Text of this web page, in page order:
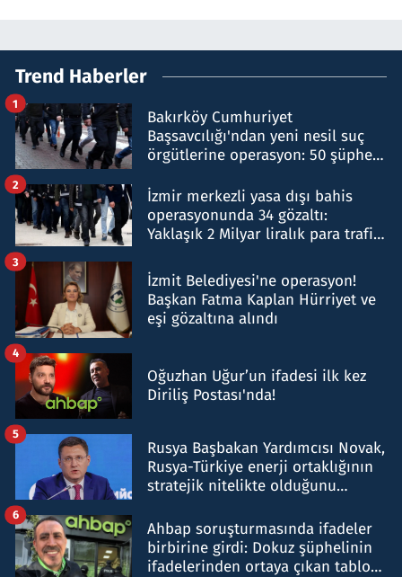
Trend Haberler
Bakırköy Cumhuriyet
Başsavcılığı'ndan yeni nesil suç
örgütlerine operasyon: 50 şüpheli
1
İzmir merkezli yasa dışı bahis
operasyonunda 34 gözaltı:
Yaklaşık 2 Milyar liralık para trafiği
2
İzmit Belediyesi'ne operasyon!
Başkan Fatma Kaplan Hürriyet ve
eşi gözaltına alındı
3
Oğuzhan Uğur’un ifadesi ilk kez
Diriliş Postası'nda!
4
Rusya Başbakan Yardımcısı Novak,
Rusya-Türkiye enerji ortaklığının
stratejik nitelikte olduğunu
5
Ahbap soruşturmasında ifadeler
birbirine girdi: Dokuz şüphelinin
ifadelerinden ortaya çıkan tablo
6